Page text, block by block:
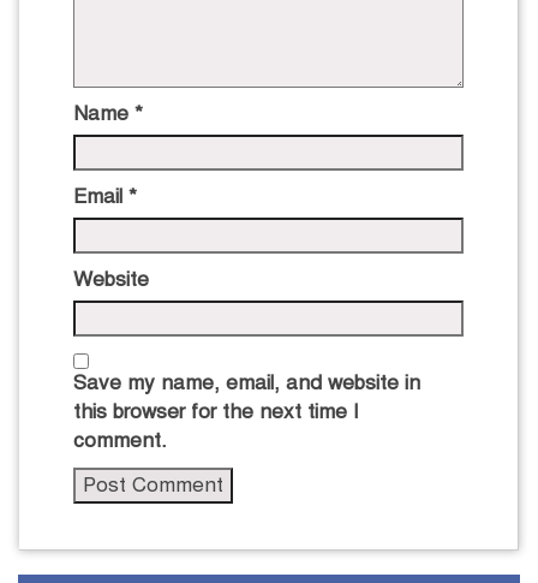
Name *
Email *
Website
Save my name, email, and website in
this browser for the next time I
comment.